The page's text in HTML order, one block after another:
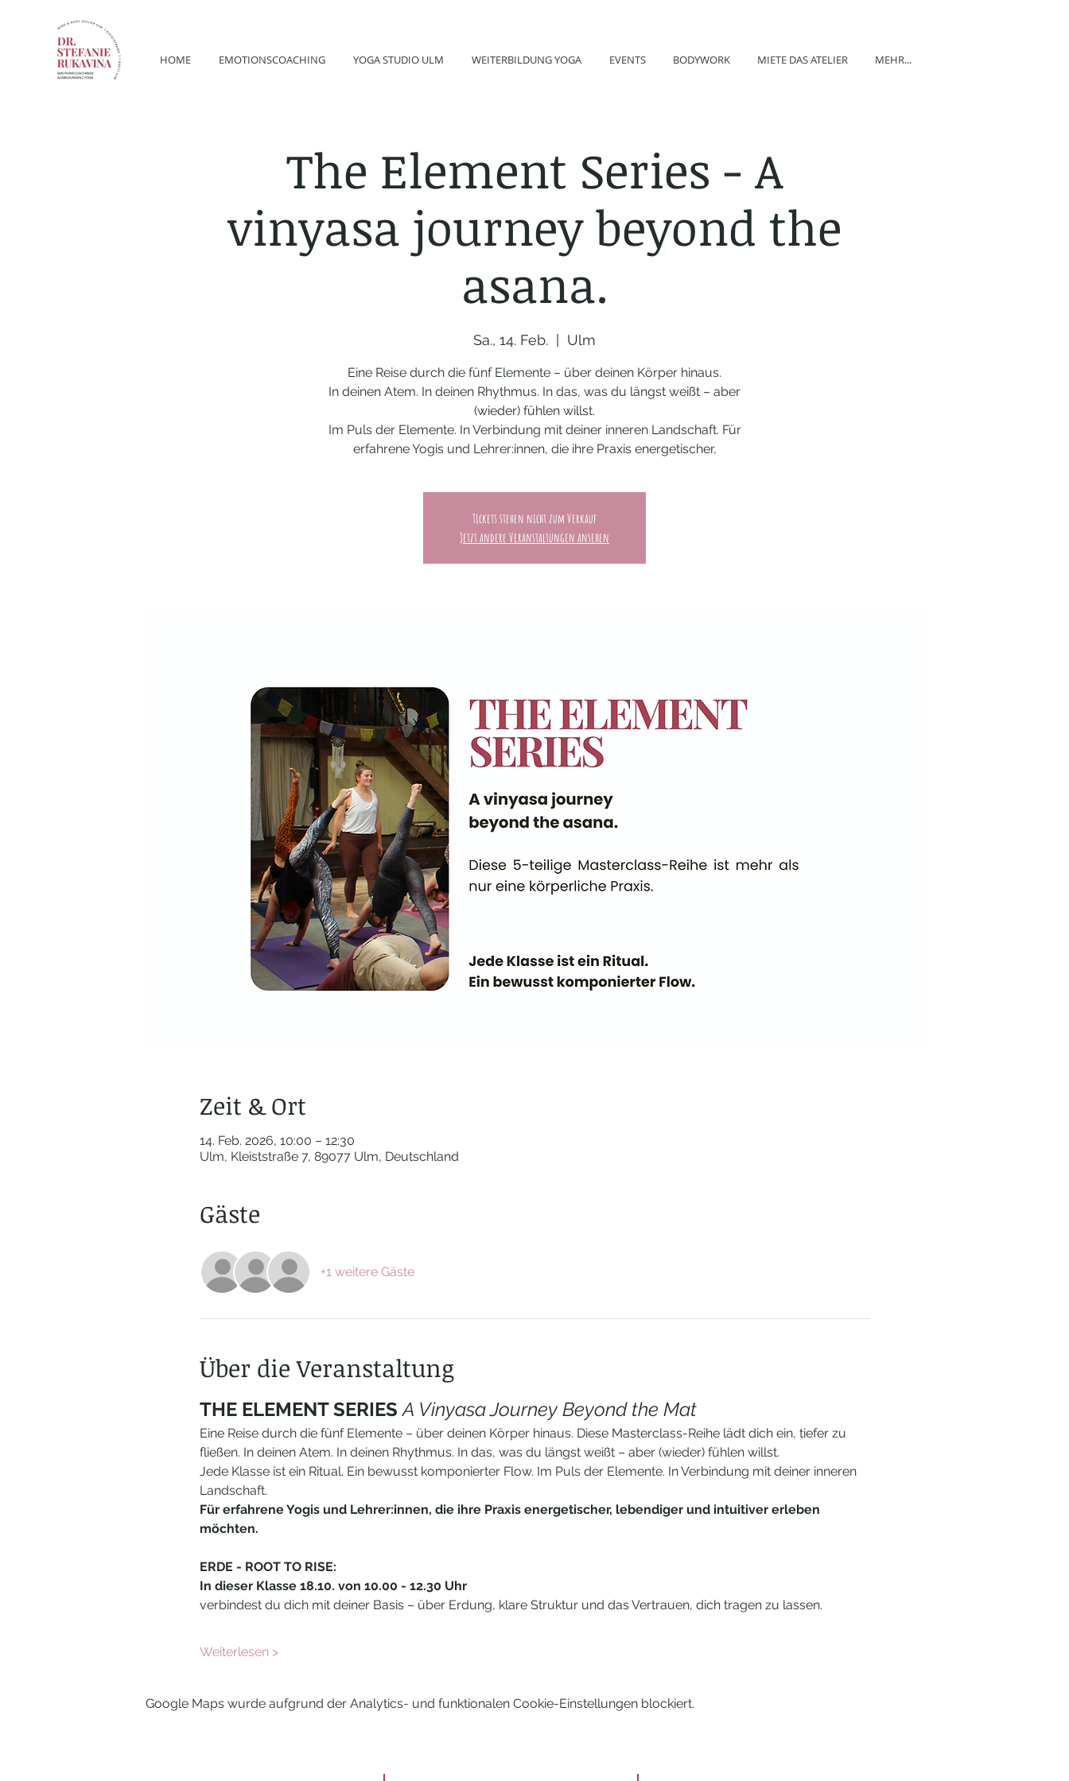
HOME EMOTIONSCOACHING YOGA STUDIO ULM WEITERBILDUNG YOGA EVENTS BODYWORK MIETE DAS ATELIER MEHR...
The Element Series - A
vinyasa journey beyond the
asana.
Sa., 14. Feb. Ulm
Eine Reise durch die fünf Elemente – über deinen Körper hinaus.
In deinen Atem. In deinen Rhythmus. In das, was du längst weißt – aber
(wieder) fühlen willst.
Im Puls der Elemente. In Verbindung mit deiner inneren Landschaft. Für
erfahrene Yogis und Lehrer:innen, die ihre Praxis energetischer,
Tickets stehen nicht zum Verkauf
Jetzt andere Veranstaltungen ansehen
Zeit & Ort
14. Feb. 2026, 10:00 – 12:30
Ulm, Kleiststraße 7, 89077 Ulm, Deutschland
Gäste
+1 weitere Gäste
Über die Veranstaltung
THE ELEMENT SERIES A Vinyasa Journey Beyond the Mat
Eine Reise durch die fünf Elemente – über deinen Körper hinaus. Diese Masterclass-Reihe lädt dich ein, tiefer zu
fließen. In deinen Atem. In deinen Rhythmus. In das, was du längst weißt – aber (wieder) fühlen willst.
Jede Klasse ist ein Ritual. Ein bewusst komponierter Flow. Im Puls der Elemente. In Verbindung mit deiner inneren
Landschaft.
Für erfahrene Yogis und Lehrer:innen, die ihre Praxis energetischer, lebendiger und intuitiver erleben
möchten.
ERDE - ROOT TO RISE:
In dieser Klasse 18.10. von 10.00 - 12.30 Uhr
verbindest du dich mit deiner Basis – über Erdung, klare Struktur und das Vertrauen, dich tragen zu lassen.
Weiterlesen >
Google Maps wurde aufgrund der Analytics- und funktionalen Cookie-Einstellungen blockiert.